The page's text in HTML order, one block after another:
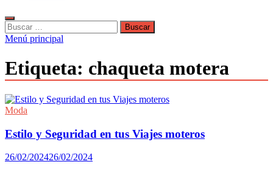
Buscar:
Menú principal
Etiqueta: chaqueta motera
Moda
Estilo y Seguridad en tus Viajes moteros
26/02/202426/02/2024